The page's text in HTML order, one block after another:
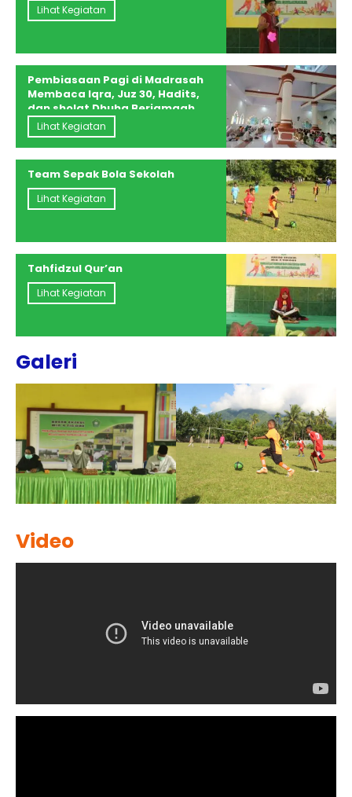
Lihat Kegiatan
Pembiasaan Pagi di Madrasah
Membaca Iqra, Juz 30, Hadits,
dan sholat Dhuha Berjamaah
Guru dan Siswa Kelas, 4, 5, 6
Lihat Kegiatan
Team Sepak Bola Sekolah
Lihat Kegiatan
Tahfidzul Qur’an
Lihat Kegiatan
Galeri
Video